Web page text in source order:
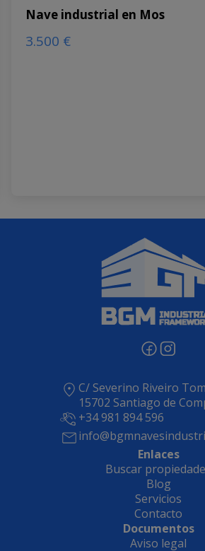
Nave industrial en Mos
3.500 €
C/ Severino Riveiro
15702 Santiago de
+34 981 894 596
Enlaces
Buscar
Blog
Servicios
Contacto
Documentos
Aviso legal